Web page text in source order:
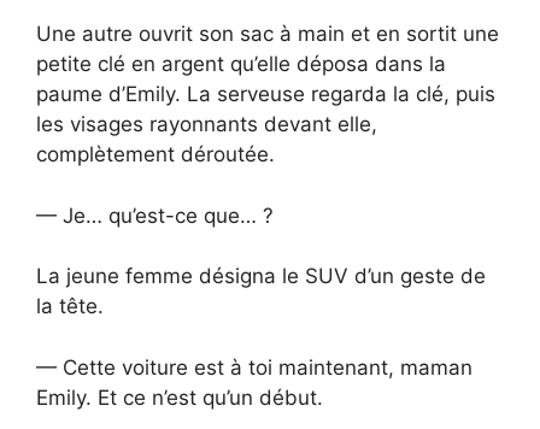
Une autre ouvrit son sac à main et en sortit une
petite clé en argent qu’elle déposa dans la
paume d’Emily. La serveuse regarda la clé, puis
les visages rayonnants devant elle,
complètement déroutée.
— Je… qu’est-ce que… ?
La jeune femme désigna le SUV d’un geste de
la tête.
— Cette voiture est à toi maintenant, maman
Emily. Et ce n’est qu’un début.